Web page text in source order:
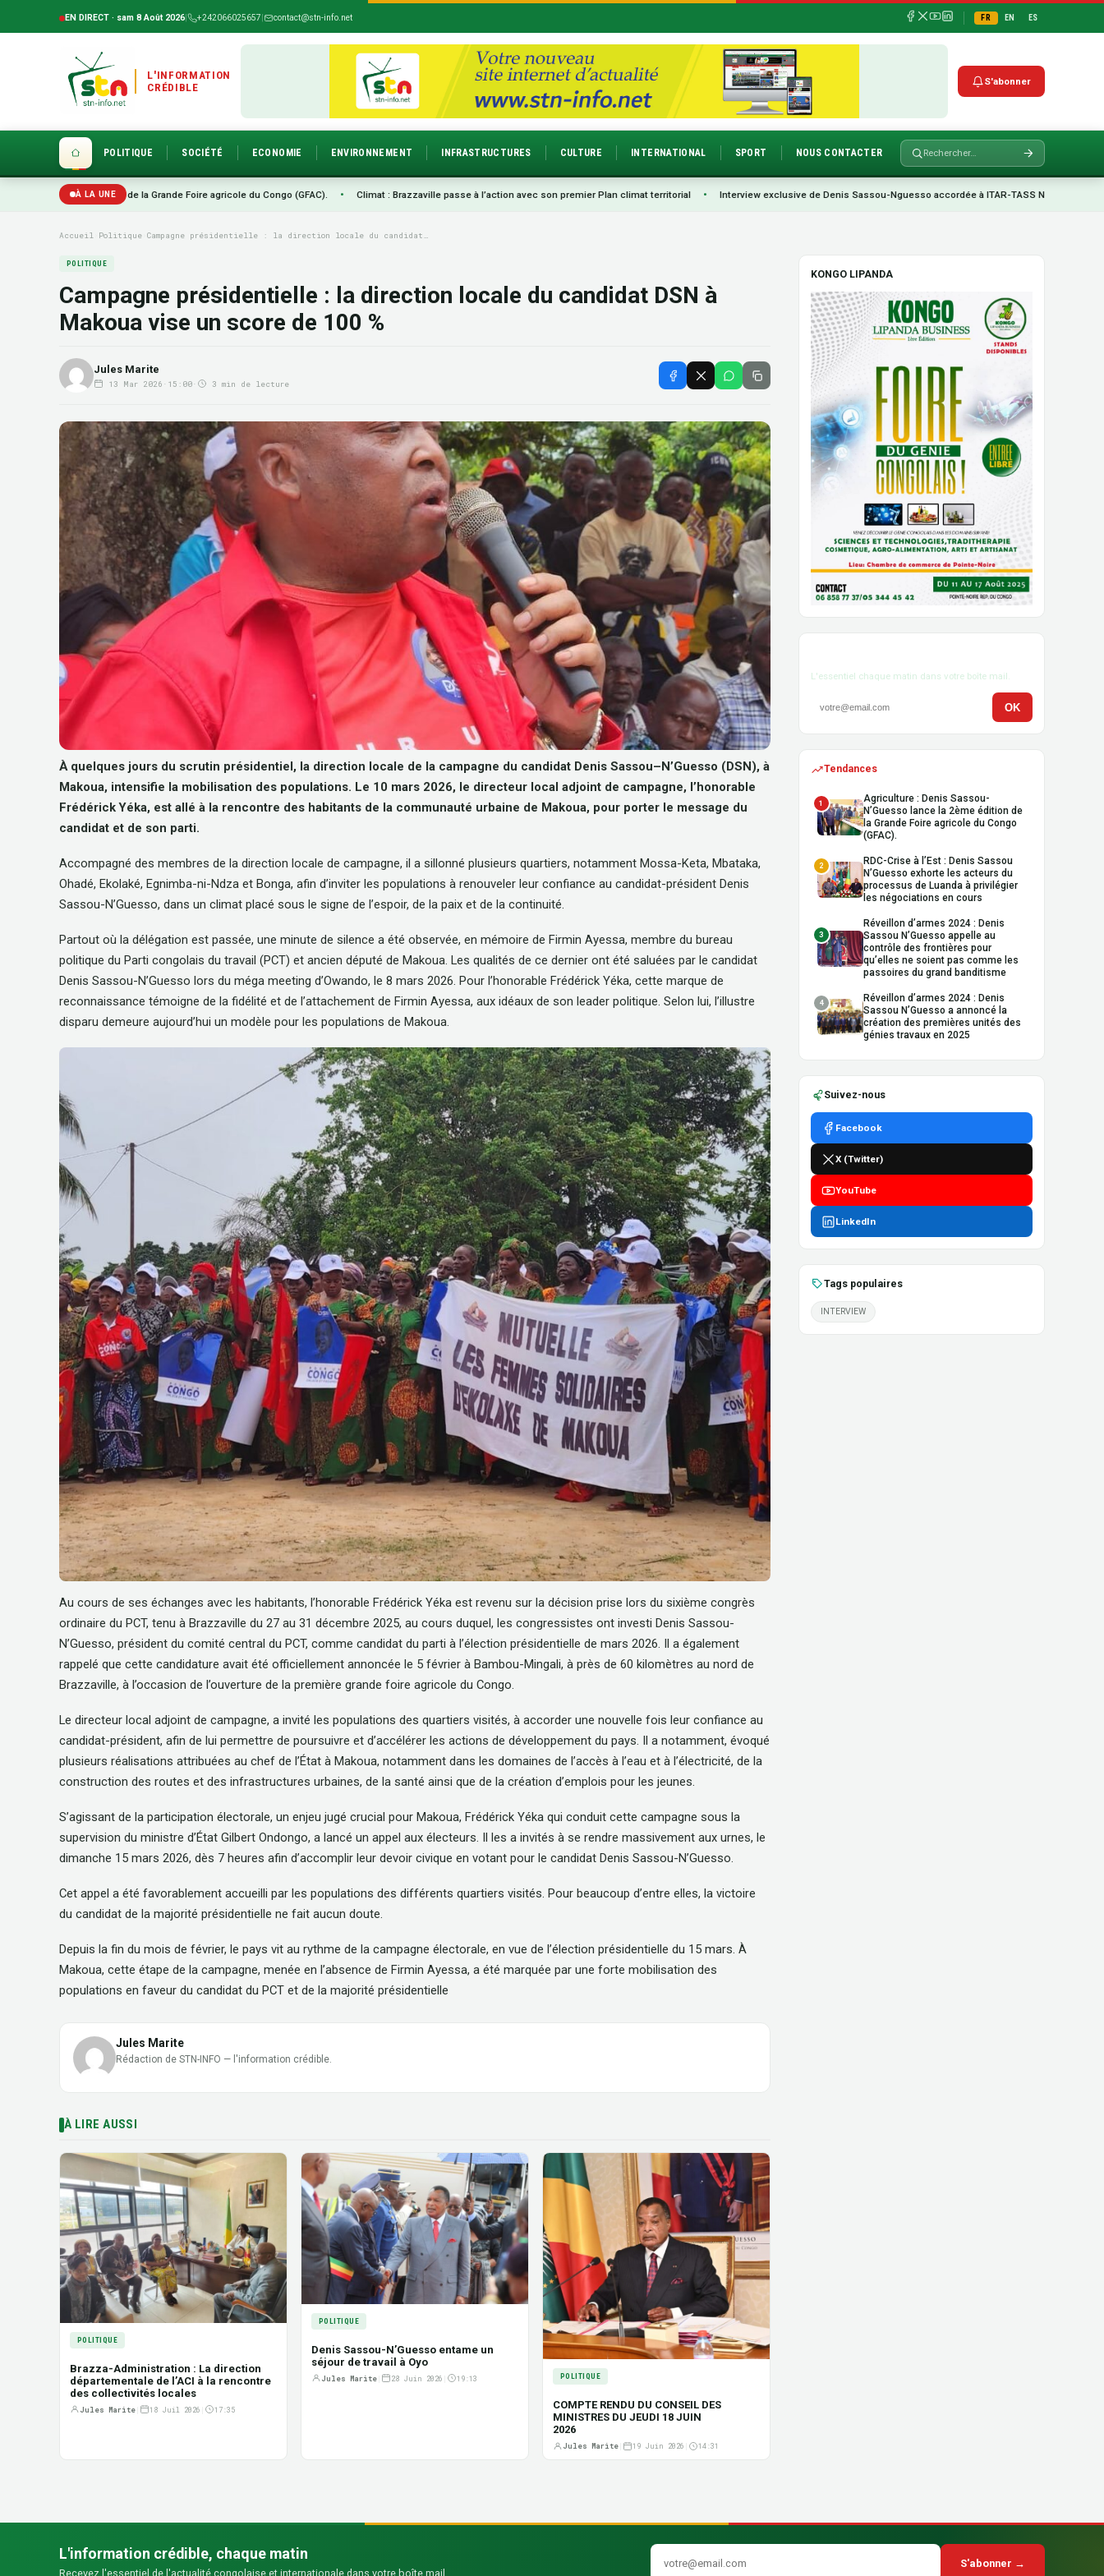
EN DIRECT · sam 8 Août 2026| +242066025657| contact@stn-info.net FR EN ES
L'INFORMATION
CRÉDIBLE
S'abonner
POLITIQUE SOCIÉTÉ ECONOMIE ENVIRONNEMENT INFRASTRUCTURES CULTURE INTERNATIONAL SPORT NOUS CONTACTER
À LA UNE
édition de la Grande Foire agricole du Congo (GFAC). • Climat : Brazzaville passe à l’action avec son premier Plan climat territorial • Interview exclusive de Denis Sassou-Nguesso accordée à ITAR-TASS News Agency, à Moscou.
Accueil Politique Campagne présidentielle : la direction locale du candidat…
POLITIQUE
Campagne présidentielle : la direction locale du candidat DSN à
Makoua vise un score de 100 %
Jules Marite
13 Mar 2026 · 15:00· 3 min de lecture
À quelques jours du scrutin présidentiel, la direction locale de la campagne du candidat Denis Sassou–N’Guesso (DSN), à
Makoua, intensifie la mobilisation des populations. Le 10 mars 2026, le directeur local adjoint de campagne, l’honorable
Frédérick Yéka, est allé à la rencontre des habitants de la communauté urbaine de Makoua, pour porter le message du
candidat et de son parti.
Accompagné des membres de la direction locale de campagne, il a sillonné plusieurs quartiers, notamment Mossa-Keta, Mbataka,
Ohadé, Ekolaké, Egnimba-ni-Ndza et Bonga, afin d’inviter les populations à renouveler leur confiance au candidat-président Denis
Sassou-N’Guesso, dans un climat placé sous le signe de l’espoir, de la paix et de la continuité.
Partout où la délégation est passée, une minute de silence a été observée, en mémoire de Firmin Ayessa, membre du bureau
politique du Parti congolais du travail (PCT) et ancien député de Makoua. Les qualités de ce dernier ont été saluées par le candidat
Denis Sassou-N’Guesso lors du méga meeting d’Owando, le 8 mars 2026. Pour l’honorable Frédérick Yéka, cette marque de
reconnaissance témoigne de la fidélité et de l’attachement de Firmin Ayessa, aux idéaux de son leader politique. Selon lui, l’illustre
disparu demeure aujourd’hui un modèle pour les populations de Makoua.
Au cours de ses échanges avec les habitants, l’honorable Frédérick Yéka est revenu sur la décision prise lors du sixième congrès
ordinaire du PCT, tenu à Brazzaville du 27 au 31 décembre 2025, au cours duquel, les congressistes ont investi Denis Sassou-
N’Guesso, président du comité central du PCT, comme candidat du parti à l’élection présidentielle de mars 2026. Il a également
rappelé que cette candidature avait été officiellement annoncée le 5 février à Bambou-Mingali, à près de 60 kilomètres au nord de
Brazzaville, à l’occasion de l’ouverture de la première grande foire agricole du Congo.
Le directeur local adjoint de campagne, a invité les populations des quartiers visités, à accorder une nouvelle fois leur confiance au
candidat-président, afin de lui permettre de poursuivre et d’accélérer les actions de développement du pays. Il a notamment, évoqué
plusieurs réalisations attribuées au chef de l’État à Makoua, notamment dans les domaines de l’accès à l’eau et à l’électricité, de la
construction des routes et des infrastructures urbaines, de la santé ainsi que de la création d’emplois pour les jeunes.
S’agissant de la participation électorale, un enjeu jugé crucial pour Makoua, Frédérick Yéka qui conduit cette campagne sous la
supervision du ministre d’État Gilbert Ondongo, a lancé un appel aux électeurs. Il les a invités à se rendre massivement aux urnes, le
dimanche 15 mars 2026, dès 7 heures afin d’accomplir leur devoir civique en votant pour le candidat Denis Sassou-N’Guesso.
Cet appel a été favorablement accueilli par les populations des différents quartiers visités. Pour beaucoup d’entre elles, la victoire
du candidat de la majorité présidentielle ne fait aucun doute.
Depuis la fin du mois de février, le pays vit au rythme de la campagne électorale, en vue de l’élection présidentielle du 15 mars. À
Makoua, cette étape de la campagne, menée en l’absence de Firmin Ayessa, a été marquée par une forte mobilisation des
populations en faveur du candidat du PCT et de la majorité présidentielle
Jules Marite
Rédaction de STN-INFO — l'information crédible.
À LIRE AUSSI
POLITIQUE
Brazza-Administration : La direction
départementale de l’ACI à la rencontre
des collectivités locales
Jules Marite 18 Juil 2026 17:35
POLITIQUE
Denis Sassou-N’Guesso entame un
séjour de travail à Oyo
Jules Marite 28 Juin 2026 19:13 POLITIQUE
COMPTE RENDU DU CONSEIL DES
MINISTRES DU JEUDI 18 JUIN
2026
Jules Marite 19 Juin 2026 14:31
KONGO LIPANDA
L'essentiel chaque matin dans votre boîte mail.
OK
Tendances
1
Agriculture : Denis Sassou-
N’Guesso lance la 2ème édition de
la Grande Foire agricole du Congo
(GFAC).
2
RDC-Crise à l’Est : Denis Sassou
N’Guesso exhorte les acteurs du
processus de Luanda à privilégier
les négociations en cours
3
Réveillon d’armes 2024 : Denis
Sassou N’Guesso appelle au
contrôle des frontières pour
qu’elles ne soient pas comme les
passoires du grand banditisme
4
Réveillon d’armes 2024 : Denis
Sassou N’Guesso a annoncé la
création des premières unités des
génies travaux en 2025
Suivez-nous
Facebook
X (Twitter)
YouTube
LinkedIn
Tags populaires
INTERVIEW
L'information crédible, chaque matin
Recevez l'essentiel de l'actualité congolaise et internationale dans votre boîte mail.
S'abonner →